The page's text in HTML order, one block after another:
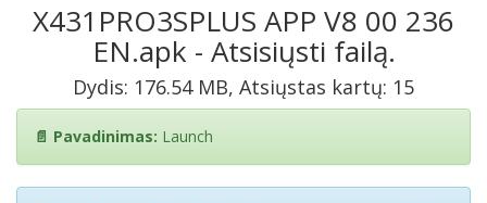
X431PRO3SPLUS APP V8 00 236
EN.apk - Atsisiųsti failą.
Dydis: 176.54 MB, Atsiųstas kartų: 15
📄 Pavadinimas: Launch